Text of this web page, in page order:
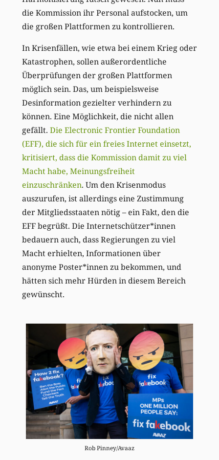
die Kommission ihr Personal aufstocken, um
die großen Plattformen zu kontrollieren.
In Krisenfällen, wie etwa bei einem Krieg oder
Katastrophen, sollen außerordentliche
Überprüfungen der großen Plattformen
möglich sein. Das, um beispielsweise
Desinformation gezielter verhindern zu
können. Eine Möglichkeit, die nicht allen
gefällt. Die Electronic Frontier Foundation
(EFF), die sich für ein freies Internet einsetzt,
kritisiert, dass die Kommission damit zu viel
Macht habe, Meinungsfreiheit
einzuschränken. Um den Krisenmodus
auszurufen, ist allerdings eine Zustimmung
der Mitgliedsstaaten nötig – ein Fakt, den die
EFF begrüßt. Die Internetschützer*innen
bedauern auch, dass Regierungen zu viel
Macht erhielten, Informationen über
anonyme Poster*innen zu bekommen, und
hätten sich mehr Hürden in diesem Bereich
gewünscht.
Rob Pinney/Avaaz